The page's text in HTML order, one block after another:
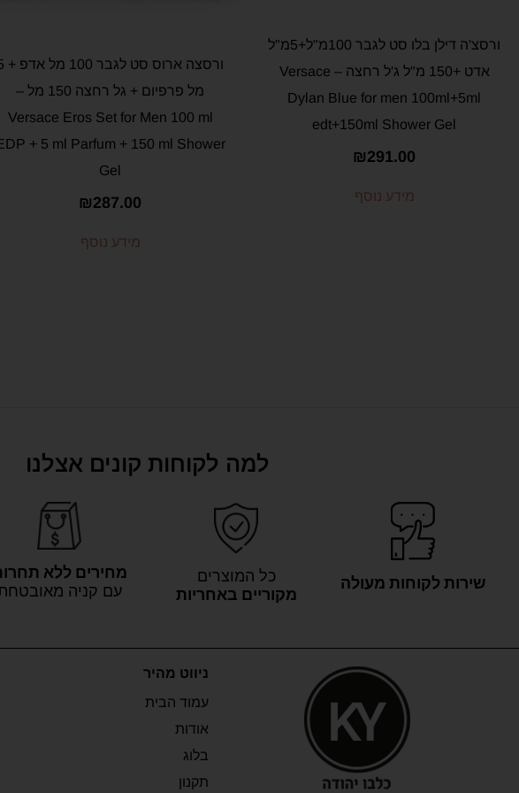
ורסצ'ה דילן בלו סט לגבר 100מ"ל+5מ"ל
אדט +150 מ"ל ג'ל רחצה – Versace
Dylan Blue for men 100ml+5ml
edt+150ml Shower Gel
₪291.00
מידע נוסף
ורסצה ארוס
מל פרפיום + גל רחצה 150 מל –
Versace Eros Set for Men 100 ml
+ 5 ml Parfum + 150 ml Shower
Gel
₪287.00
מידע נוסף
למה לקוחות קונים אצלנו
שירות לקוחות מעולה
כל המוצרים
מקוריים באחריות
מחירים ללא
עם קניה
ניווט מהיר
עמוד הבית
אודות
בלוג
תקנון